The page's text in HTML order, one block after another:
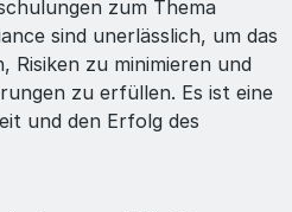
zum Thema
sind unerlässlich, um das
Risiken zu minimieren und
zu erfüllen. Es ist eine
und den Erfolg des